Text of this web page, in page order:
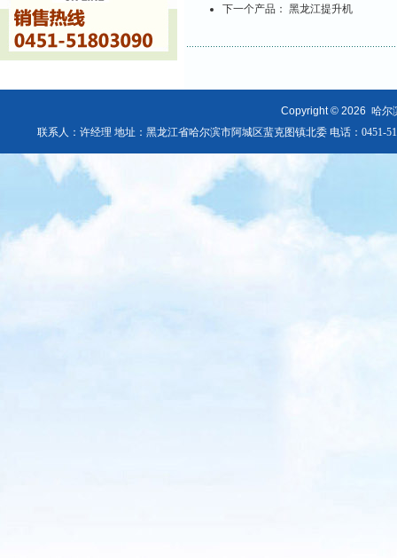
下一个产品： 黑龙江提升机
Copyright © 2026 哈尔
联系人：许经理 地址：黑龙江省哈尔滨市阿城区蜚克图镇北委 电话：0451-